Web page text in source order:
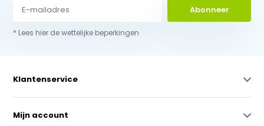
Abonneer
* Lees hier de wettelijke beperkingen
Klantenservice
Mijn account